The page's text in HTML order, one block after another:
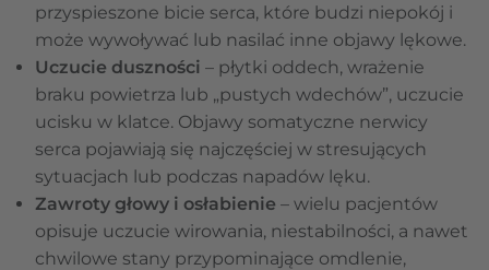
przyspieszone bicie serca, które budzi niepokój i
może wywoływać lub nasilać inne objawy lękowe.
Uczucie duszności – płytki oddech, wrażenie
braku powietrza lub „pustych wdechów”, uczucie
ucisku w klatce. Objawy somatyczne nerwicy
serca pojawiają się najczęściej w stresujących
sytuacjach lub podczas napadów lęku.
Zawroty głowy i osłabienie – wielu pacjentów
opisuje uczucie wirowania, niestabilności, a nawet
chwilowe stany przypominające omdlenie,